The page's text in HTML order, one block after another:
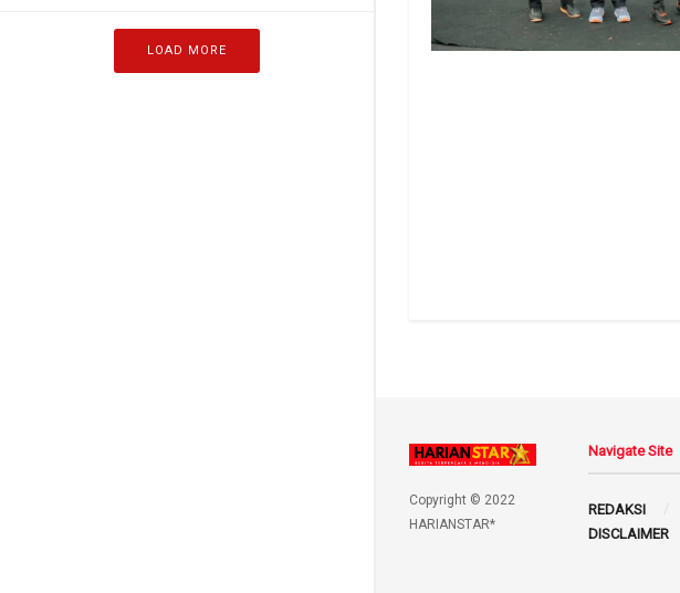
LOAD MORE
Copyright © 2022
HARIANSTAR*
Navigate Site
REDAKSI
DISCLAIMER